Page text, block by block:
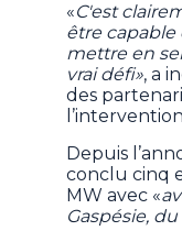
«C'est
être capable
mettre en
vrai défi», a
des
Depuis
conclu cinq
MW avec «
Gaspésie,